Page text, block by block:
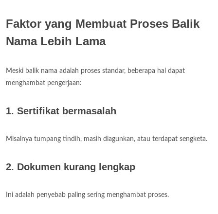
Faktor yang Membuat Proses Balik
Nama Lebih Lama
Meski balik nama adalah proses standar, beberapa hal dapat
menghambat pengerjaan:
1. Sertifikat bermasalah
Misalnya tumpang tindih, masih diagunkan, atau terdapat sengketa.
2. Dokumen kurang lengkap
Ini adalah penyebab paling sering menghambat proses.